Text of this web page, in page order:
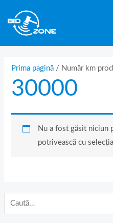
content
Prima pagină / Număr km
30000
Nu a fost găsit niciun
potrivească cu